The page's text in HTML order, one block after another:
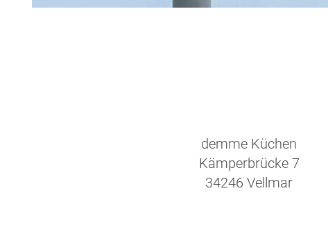
demme Küchen
Kämperbrücke 7
34246 Vellmar